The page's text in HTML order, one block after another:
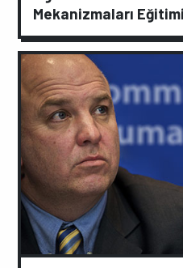
Mekanizmaları Eğitimi